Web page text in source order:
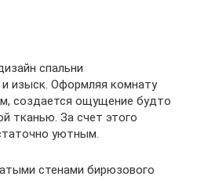
спальни
и изыск. Оформляя комнату
создается ощущение будто
тканью. За счет этого
уютным.
стенами бирюзового